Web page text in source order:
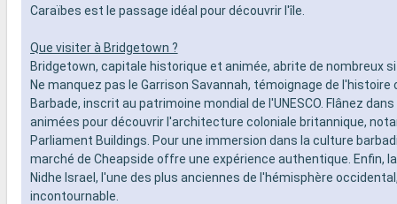
Caraïbes est le passage idéal pour découvrir l'île.
Que visiter à Bridgetown ?
Bridgetown, capitale historique et animée, abrite de nombreux
Ne manquez pas le Garrison Savannah, témoignage de l'histoire
Barbade, inscrit au patrimoine mondial de l'UNESCO. Flânez
animées pour découvrir l'architecture coloniale britannique,
Parliament Buildings. Pour une immersion dans la culture
marché de Cheapside offre une expérience authentique. Enfin,
Nidhe Israel, l'une des plus anciennes de l'hémisphère
incontournable.